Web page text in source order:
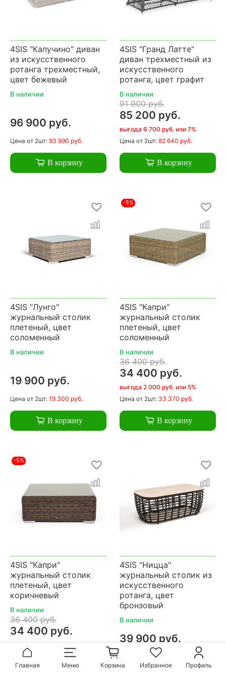
4SIS "Капучино" диван
из искусственного
ротанга трехместный,
цвет бежевый
В наличии
96 900 руб.
Цена от 2шт: 93 990 руб.
В корзину
4SIS "Гранд Латте"
диван трехместный из
искусственного
ротанга, цвет графит
В наличии
91 900 руб.
85 200 руб.
выгода 6 700 руб. или 7%
Цена от 2шт: 82 640 руб.
В корзину
4SIS "Лунго"
журнальный столик
плетеный, цвет
соломенный
В наличии
19 900 руб.
Цена от 2шт: 19 300 руб.
В корзину
-5%
4SIS "Капри"
журнальный столик
плетеный, цвет
соломенный
В наличии
36 400 руб.
34 400 руб.
выгода 2 000 руб. или 5%
Цена от 2шт: 33 370 руб.
В корзину
-5%
4SIS "Капри"
журнальный столик
плетеный, цвет
коричневый
В наличии
36 400 руб.
34 400 руб.
Ценаот 2шт: 33 370 руб.
4SIS "Ницца"
журнальный столик из
искусственного
ротанга, цвет
бронзовый
В наличии
39 900 руб.
от 2шт:38 700 руб.
Главная
Меню Корзина Избранное Профиль